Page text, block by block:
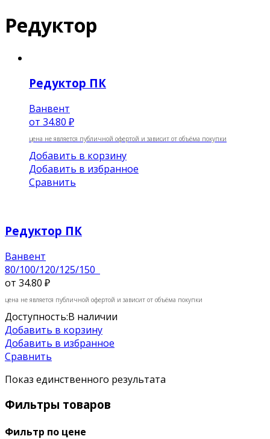
Редуктор
Редуктор ПК
Ванвент
от 34.80 ₽
цена не является публичной офертой и зависит от объёма покупки
Добавить в корзину
Добавить в избранное
Сравнить
Редуктор ПК
Ванвент
80/100/120/125/150
от 34.80 ₽
цена не является публичной офертой и зависит от объёма покупки
Доступность:В наличии
Добавить в корзину
Добавить в избранное
Сравнить
Показ единственного результата
Фильтры товаров
Фильтр по цене